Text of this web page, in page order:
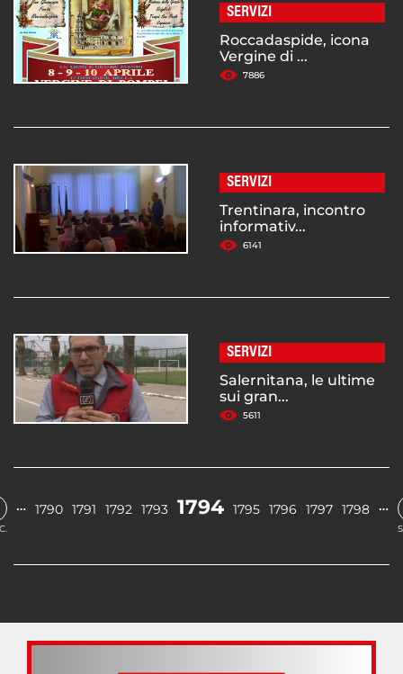
SERVIZI
Roccadaspide, icona
Vergine di ...
7886
SERVIZI
Trentinara, incontro
informativ...
6141
SERVIZI
Salernitana, le ultime
sui gran...
5611
… 1790 1791 1792 1793 1794 1795 1796 1797 1798 …